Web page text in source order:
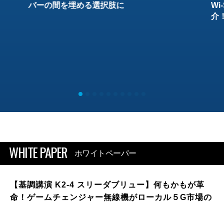
バーの間を埋める選択肢に
介
WHITE PAPER ホワイトペーパー
【基調講演 K2-4 スリーダブリュー】何もかもが革
命！ゲームチェンジャー無線機がローカル５G市場の